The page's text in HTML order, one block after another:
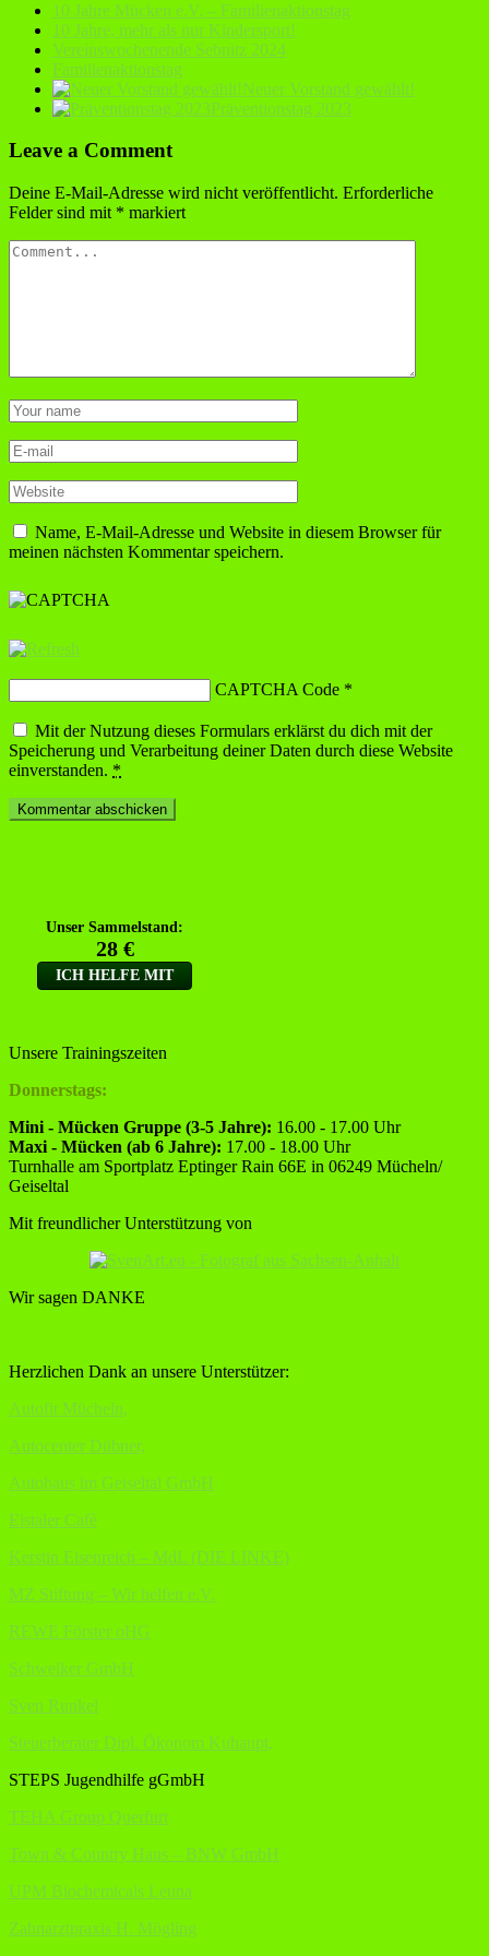
10 Jahre Mücken e.V. – Familienaktionstag
10 Jahre, mehr als nur Kindersport!
Vereinswochenende Sebnitz 2024
Familienaktionstag
Neuer Vorstand gewählt!
Präventionstag 2023
Leave a Comment
Deine E-Mail-Adresse wird nicht veröffentlicht. Erforderliche
Felder sind mit * markiert
Name, E-Mail-Adresse und Website in diesem Browser für
meinen nächsten Kommentar speichern.
CAPTCHA Code *
Mit der Nutzung dieses Formulars erklärst du dich mit der
Speicherung und Verarbeitung deiner Daten durch diese Website
einverstanden. *
Unsere Trainingszeiten
Donnerstags:
Mini - Mücken Gruppe (3-5 Jahre): 16.00 - 17.00 Uhr
Maxi - Mücken (ab 6 Jahre): 17.00 - 18.00 Uhr
Turnhalle am Sportplatz Eptinger Rain 66E in 06249 Mücheln/
Geiseltal
Mit freundlicher Unterstützung von
Wir sagen DANKE
Herzlichen Dank an unsere Unterstützer:
Autofit Mücheln,
Autocenter Dübner,
Autohaus im Geiseltal GmbH
Eistaler Cafè
Kerstin Eisenreich – MdL (DIE LINKE)
MZ Stiftung – Wir helfen e.V.
REWE Förster oHG
Schweiker GmbH
Sven Runkel
Steuerberater Dipl. Ökonom Kuhaupt,
STEPS Jugendhilfe gGmbH
TEHA Group Querfurt
Town & Country Haus – BNW GmbH
UPM Biochemicals Leuna
Zahnarztpraxis H. Mögling